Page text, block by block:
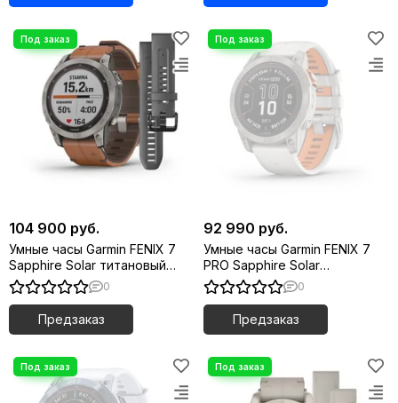
104 900 руб.
Умные часы Garmin FENIX 7
Sapphire Solar титановый
серый с коричневым
кожаным ремешком
0
Предзаказ
92 990 руб.
Умные часы Garmin FENIX 7
PRO Sapphire Solar
титановый серый с серо-
оранжевым ремешком
0
Предзаказ